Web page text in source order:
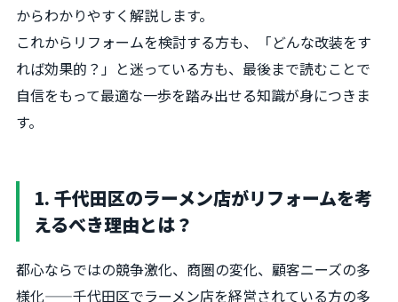
からわかりやすく解説します。
これからリフォームを検討する方も、「どんな改装をす
れば効果的？」と迷っている方も、最後まで読むことで
自信をもって最適な一歩を踏み出せる知識が身につきま
す。
1. 千代田区のラーメン店がリフォームを考
えるべき理由とは？
都心ならではの競争激化、商圏の変化、顧客ニーズの多
様化——千代田区でラーメン店を経営されている方の多